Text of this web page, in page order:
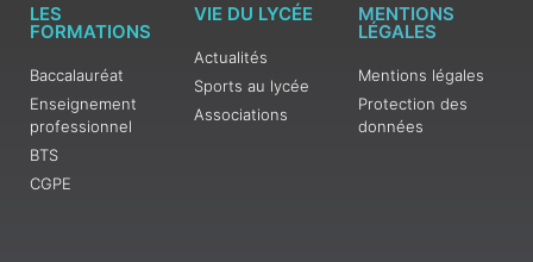
LES
FORMATIONS
Baccalauréat
Enseignement
professionnel
BTS
CGPE
VIE DU LYCÉE
Actualités
Sports au lycée
Associations
MENTIONS
LÉGALES
Mentions légales
Protection des
données